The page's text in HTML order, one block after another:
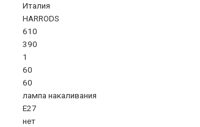
Италия
HARRODS
610
390
1
60
60
лампа накаливания
Е27
нет